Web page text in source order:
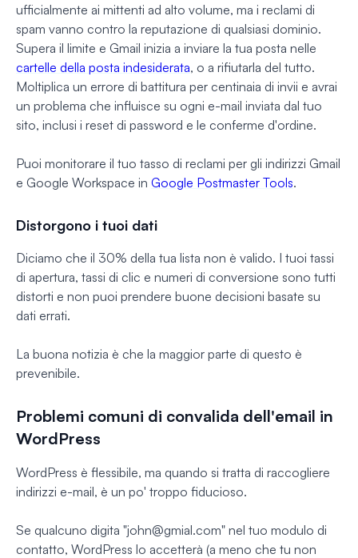
ufficialmente ai mittenti ad alto volume, ma i reclami di
spam vanno contro la reputazione di qualsiasi dominio.
Supera il limite e Gmail inizia a inviare la tua posta nelle
cartelle della posta indesiderata, o a rifiutarla del tutto.
Moltiplica un errore di battitura per centinaia di invii e avrai
un problema che influisce su ogni e-mail inviata dal tuo
sito, inclusi i reset di password e le conferme d'ordine.
Puoi monitorare il tuo tasso di reclami per gli indirizzi Gmail
e Google Workspace in Google Postmaster Tools.
Distorgono i tuoi dati
Diciamo che il 30% della tua lista non è valido. I tuoi tassi
di apertura, tassi di clic e numeri di conversione sono tutti
distorti e non puoi prendere buone decisioni basate su
dati errati.
La buona notizia è che la maggior parte di questo è
prevenibile.
Problemi comuni di convalida dell'email in
WordPress
WordPress è flessibile, ma quando si tratta di raccogliere
indirizzi e-mail, è un po' troppo fiducioso.
Se qualcuno digita "john@gmial.com" nel tuo modulo di
contatto, WordPress lo accetterà (a meno che tu non